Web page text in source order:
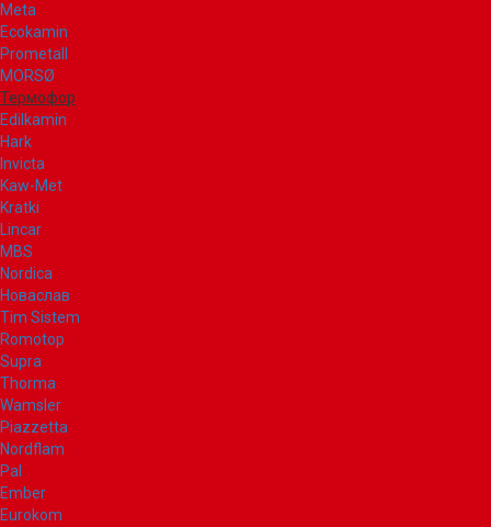
Meta
Ecokamin
Prometall
MORSØ
Термофор
Edilkamin
Hark
Invicta
Kaw-Met
Kratki
Lincar
MBS
Nordica
Новаслав
Tim Sistem
Romotop
Supra
Thorma
Wamsler
Piazzetta
Nordflam
Pal
Ember
Eurokom